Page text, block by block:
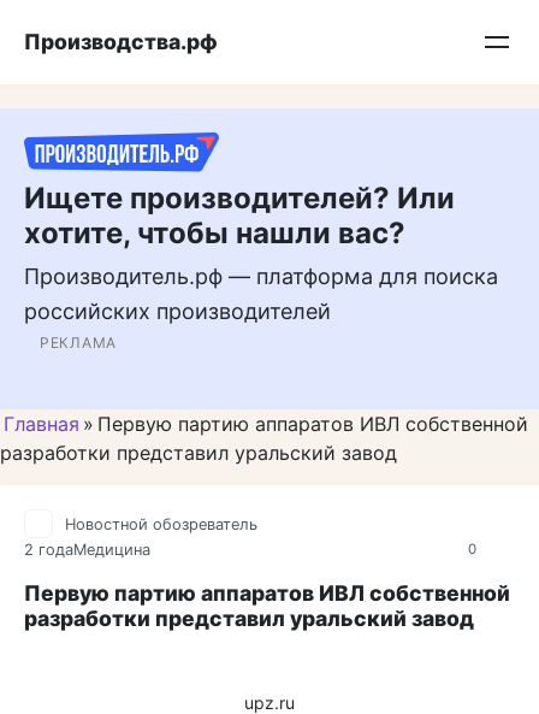
Подписывайтесь на нас в MAX
Производства.рф
Ищете производителей? Или
хотите, чтобы нашли вас?
Производитель.рф — платформа для поиска
российских производителей
РЕКЛАМА
Главная » Первую партию аппаратов ИВЛ собственной
разработки представил уральский завод
0
Новостной обозреватель
2 годаМедицина
Первую партию аппаратов ИВЛ собственной
разработки представил уральский завод
upz.ru